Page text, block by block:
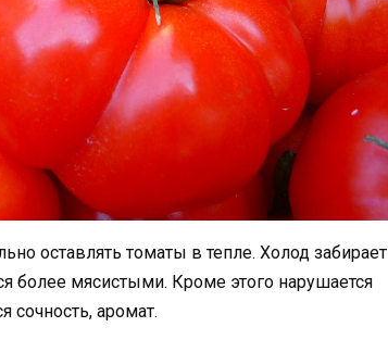
оставлять томаты в тепле. Холод забирает
более мясистыми. Кроме этого нарушается
сочность, аромат.